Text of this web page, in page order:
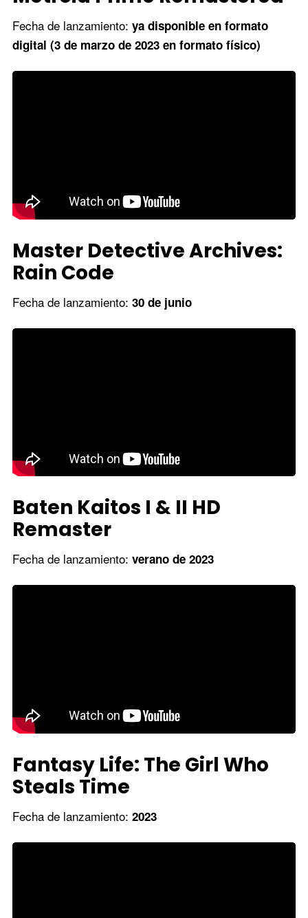
Fecha de lanzamiento: ya disponible en formato
digital (3 de marzo de 2023 en formato físico)
Master Detective Archives:
Rain Code
Fecha de lanzamiento: 30 de junio
Baten Kaitos I & II HD
Remaster
Fecha de lanzamiento: verano de 2023
Fantasy Life: The Girl Who
Steals Time
Fecha de lanzamiento: 2023